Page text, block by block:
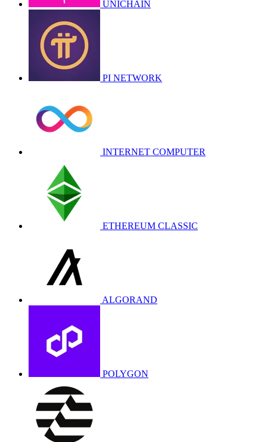
UNICHAIN
PI NETWORK
INTERNET COMPUTER
ETHEREUM CLASSIC
ALGORAND
POLYGON